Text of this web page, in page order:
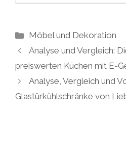
Kategorien
Möbel und Dekoration
Analyse und Vergleich:
preiswerten Küchen mit E-
Analyse, Vergleich und
Glastürkühlschränke von